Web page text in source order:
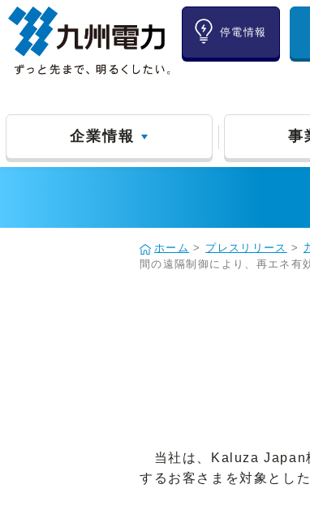
停電情報
企業情報 事
ホーム > プレスリリース >
間の遠隔制御により、再エネ有
当社は、Kaluza Japan
するお客さまを対象とし